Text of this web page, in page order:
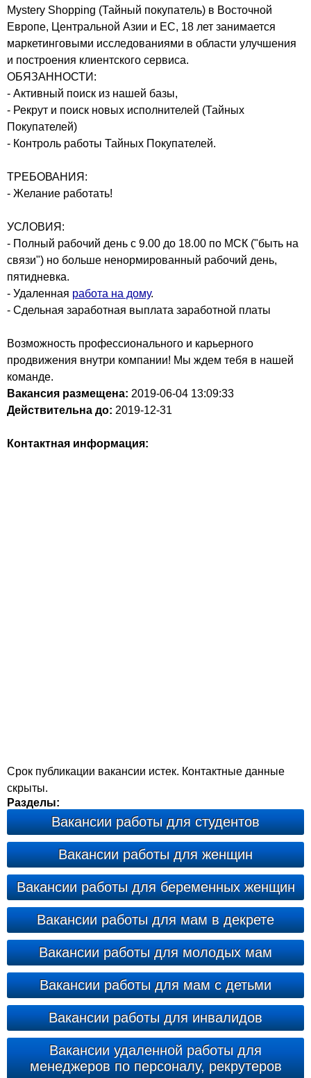
Mystery Shopping (Тайный покупатель) в Восточной
Европе, Центральной Азии и ЕС, 18 лет занимается
маркетинговыми исследованиями в области улучшения
и построения клиентского сервиса.
ОБЯЗАННОСТИ:
- Активный поиск из нашей базы,
- Рекрут и поиск новых исполнителей (Тайных
Покупателей)
- Контроль работы Тайных Покупателей.
ТРЕБОВАНИЯ:
- Желание работать!
УСЛОВИЯ:
- Полный рабочий день с 9.00 до 18.00 по МСК ("быть на
связи") но больше ненормированный рабочий день,
пятидневка.
- Удаленная работа на дому.
- Сдельная заработная выплата заработной платы
Возможность профессионального и карьерного
продвижения внутри компании! Мы ждем тебя в нашей
команде.
Вакансия размещена: 2019-06-04 13:09:33
Действительна до: 2019-12-31
Контактная информация:
Срок публикации вакансии истек. Контактные данные
скрыты.
Разделы:
Вакансии работы для студентов
Вакансии работы для женщин
Вакансии работы для беременных женщин
Вакансии работы для мам в декрете
Вакансии работы для молодых мам
Вакансии работы для мам с детьми
Вакансии работы для инвалидов
Вакансии удаленной работы для
менеджеров по персоналу, рекрутеров